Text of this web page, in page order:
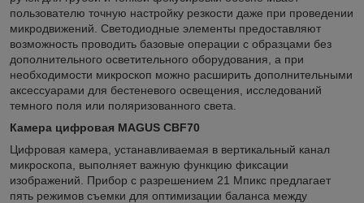
пользователю точную настройку резкости даже при проведении
микродвижений. Светодиодные элементы предоставляют
возможность проводить базовые операции с образцами без
дополнительного осветительного оборудования, а при
необходимости микроскоп можно расширить дополнительными
аксессуарами для бестеневого освещения, исследований
темного поля или поляризованного света.
Камера цифровая MAGUS CBF70
Цифровая камера, устанавливаемая в вертикальный канал
микроскопа, выполняет важную функцию фиксации
изображений. Прибор с разрешением 21 Мпикс предлагает
пять режимов съемки для оптимизации баланса между